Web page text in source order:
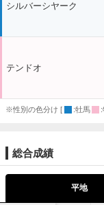
シルバーシヤーク
テンドオ
※性別の色分け [ :牡馬
総合成績
平地